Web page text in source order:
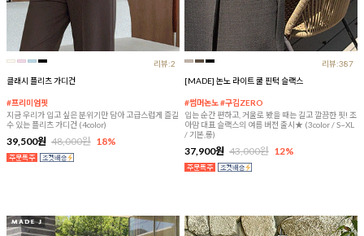
리뷰:2
클래시 플리츠 가디건
#프리미엄핏
지금 우리가 입고 싶은 분위기만 담아 고급스럽게 즐길
수 있는 플리츠 가디건 (4color)
39,500원 48,000원 18%
리뷰:387
[MADE] 논노 라이트 쿨 핀턱 슬랙스
#썸머논노 #구김ZERO
입는 순간 편하고, 거울로 봤을 때는 길고 깔끔한 핏! 조
아맘 대표 슬랙스의 여름 버전 출시★ (3color / S~XL
/ 기본,롱)
37,900원 43,000원 12%